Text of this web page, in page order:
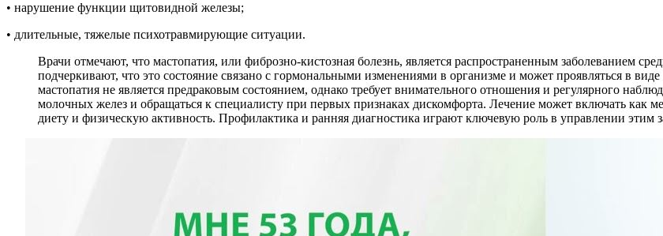
• нарушение функции щитовидной железы;
• длительные, тяжелые психотравмирующие ситуации.
Врачи отмечают, что мастопатия, или фиброзно-кистозная болезнь, является распространенным заболеванием
подчеркивают, что это состояние связано с гормональными изменениями в организме и может проявляться в
мастопатия не является предраковым состоянием, однако требует внимательного отношения и регулярного
молочных желез и обращаться к специалисту при первых признаках дискомфорта. Лечение может включать как
диету и физическую активность. Профилактика и ранняя диагностика играют ключевую роль в управлении этим